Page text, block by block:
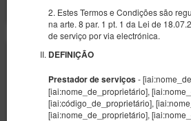
2. Estes Termos e Condições são
na arte. 8 par. 1 pt. 1 da Lei de
de serviço por via electrónica.
DEFINIÇÃO
Prestador de serviços -
[iai:nome_de_proprietário],
[iai:código_de_proprietário],
[iai:nome_de_proprietário],